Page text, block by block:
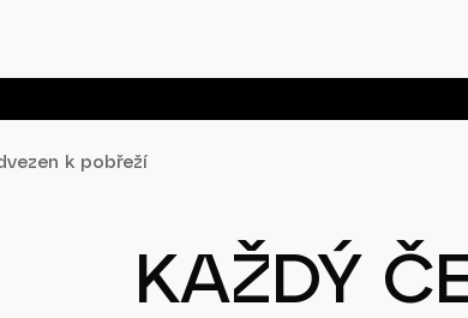
k pobřeží
KAŽDÝ